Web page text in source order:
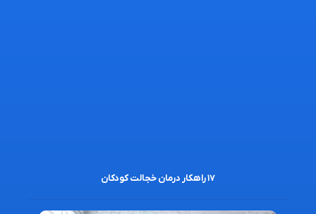
۱۷ راهکار درمان خجالت کودکان